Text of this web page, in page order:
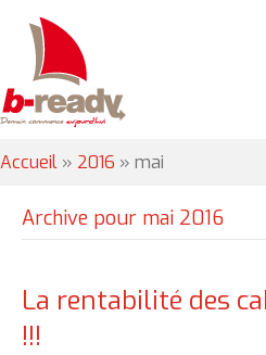
Accueil » 2016 » mai
Archive pour mai 2016
La rentabilité des
!!!